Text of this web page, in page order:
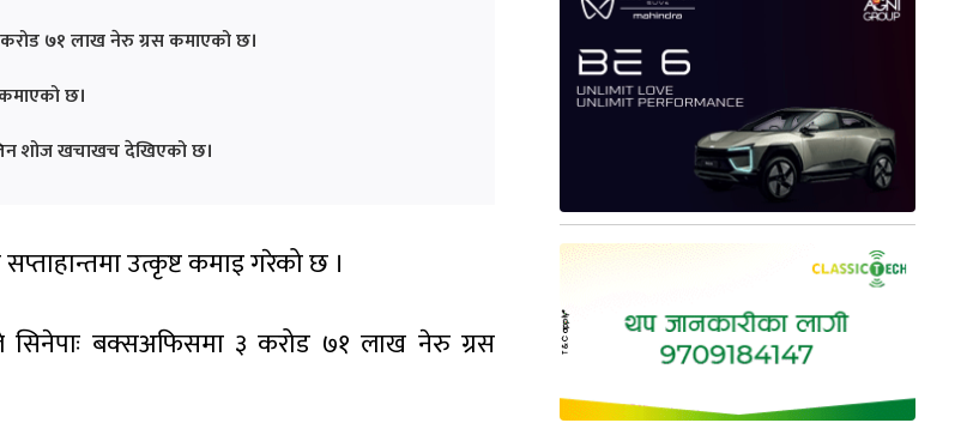
करोड ७१ लाख नेरु ग्रस कमाएको छ।
छ।
शोज खचाखच देखिएको छ।
सप्ताहान्तमा उत्कृष्ट कमाइ गरेको छ ।
सिनेपाः बक्सअफिसमा ३ करोड ७१ लाख नेरु ग्रस